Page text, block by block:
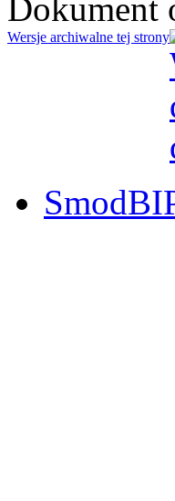
Wersje archiwalne tej strony